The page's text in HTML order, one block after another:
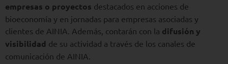
empresas o proyectos destacados en acciones de
bioeconomía y en jornadas para empresas asociadas y
clientes de AINIA. Además, contarán con la difusión y
visibilidad de su actividad a través de los canales de
comunicación de AINIA.